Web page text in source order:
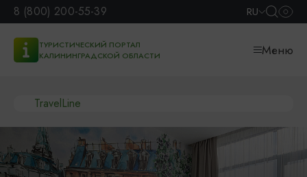
8 (800) 200-55-39 RU
ТУРИСТИЧЕСКИЙ ПОРТАЛ
КАЛИНИНГРАДСКОЙ ОБЛАСТИ
Меню
TravelLine